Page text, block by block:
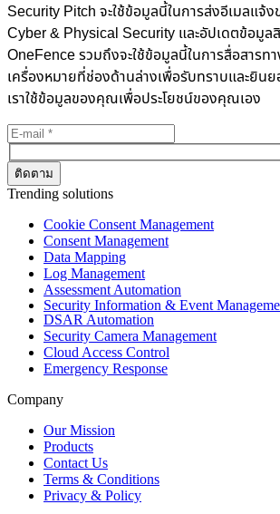
Security Pitch จะใช้ข้อมูลนี้ในการส่งอีเมลแจ้ง
Cyber & Physical Security และอัปเดตข้อมูล
OneFence รวมถึงจะใช้ข้อมูลนี้ในการสื่อสารท
เครื่องหมายที่ช่องด้านล่างเพื่อรับทราบและยิน
เราใช้ข้อมูลของคุณเพื่อประโยชน์ของคุณเอง
Trending solutions
Cookie Consent Management
Consent Management
Data Mapping
Log Management
Assessment Automation
Security Information & Event
DSAR Automation
Security Camera Management
Cloud Access Control
Emergency Response
Company
Our Mission
Products
Contact Us
Terms & Conditions
Privacy & Policy